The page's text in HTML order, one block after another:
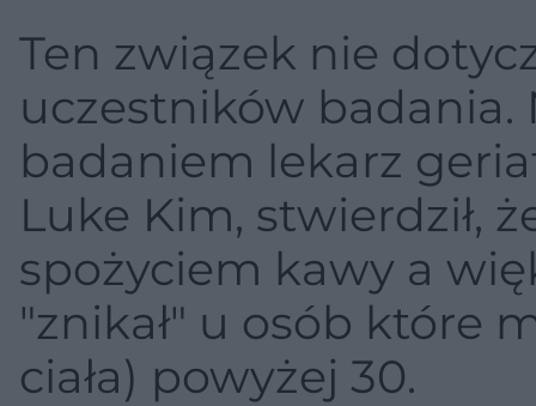
Ten związek nie
uczestników badania.
badaniem lekarz
Luke Kim, stwierdził,
spożyciem kawy a
"znikał" u osób które
ciała) powyżej 30.